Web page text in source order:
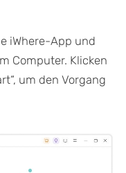
iWhere-App und
Computer. Klicken
um den Vorgang